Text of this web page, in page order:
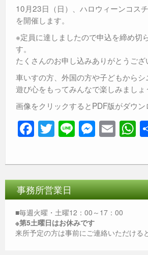
10月23日（日）、ハロウィーンコス
を開催します。
※定員に達しましたので申込を締め切
す。
たくさんのお申し込みありがとうござ
車いすの方、外国の方や子どもからシ
遊び心をもってみんなで楽しみましょ
画像をクリックするとPDF版がダウン
F
a
c
e
b
o
o
k
T
wi
tt
er
Li
n
e
M
e
ss
e
n
g
er
E
m
ail
h
s
A
p
事務所営業日
■毎週火曜・土曜12：00～17：00
※第5土曜日はお休みです
来所予定の方は事前にご連絡いただける